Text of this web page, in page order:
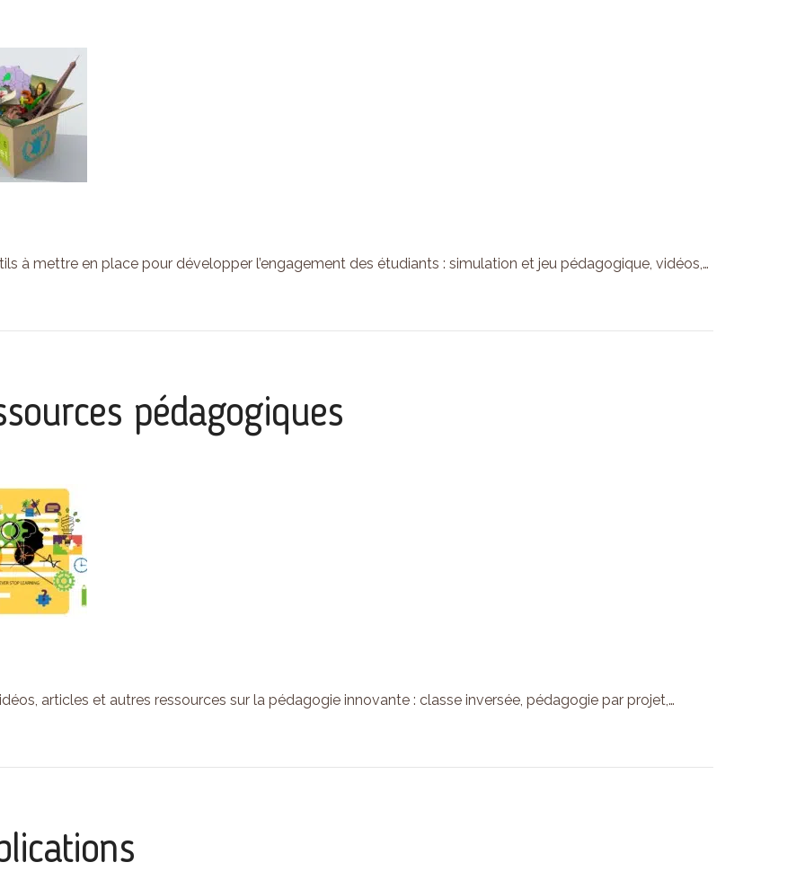
à mettre en place pour développer l’engagement des étudiants : simulation et jeu pédagogique, vidéos,…
pédagogiques
articles et autres ressources sur la pédagogie innovante : classe inversée, pédagogie par projet,…